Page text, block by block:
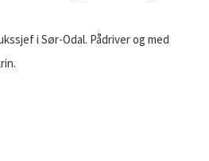
i Sør-Odal. Pådriver og med